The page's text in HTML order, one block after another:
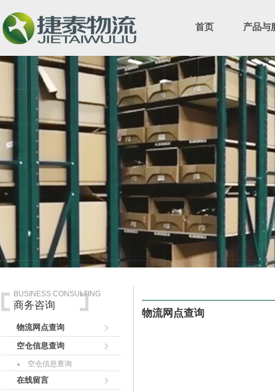
首页 产品与
BUSINESS CONSULTING
商务咨询
物流网点查询
空仓信息查询
空仓信息查询
在线留言
物流网点查询